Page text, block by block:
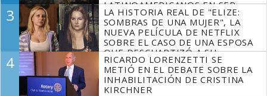
LATINOAMERICANOS EN SER
DERROTADOS
3
LA HISTORIA REAL DE "ELIZE:
SOMBRAS DE UNA MUJER", LA
NUEVA PELÍCULA DE NETFLIX
SOBRE EL CASO DE UNA ESPOSA
QUE DESCUARTIZÓ A SU
MARIDO
4
RICARDO LORENZETTI SE
METIÓ EN EL DEBATE SOBRE LA
INHABILITACIÓN DE CRISTINA
KIRCHNER